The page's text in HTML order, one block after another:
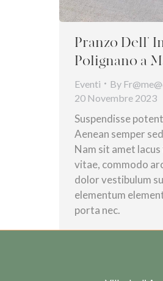
Pranzo Dell’
Polignano a
Eventi By
20 Novembre 2023
Suspendisse
Aenean semper
Nam sit amet
vitae, commodo
dolor vestibulum
elementum
porta nec.